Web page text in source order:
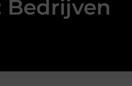
Bedrijven